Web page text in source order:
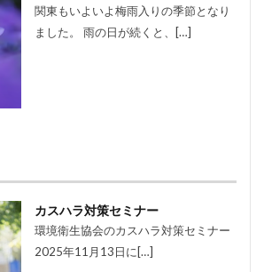
関東もいよいよ梅雨入りの季節となり
ました。 雨の日が続くと、[…]
カスハラ対策セミナー
環境衛生協会のカスハラ対策セミナー
2025年11月13日に[…]